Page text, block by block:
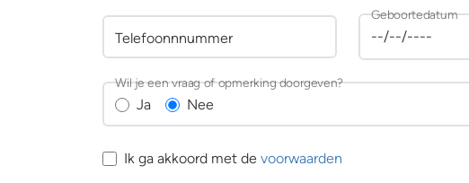
Telefoonnnummer
Geboortedatum
Ja Nee
Wil je een vraag of opmerking doorgeven?
Ik ga akkoord met de voorwaarden